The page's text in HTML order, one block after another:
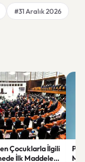
#31 Aralık 2026
Çocuklarla İlgili
İlk Maddeler